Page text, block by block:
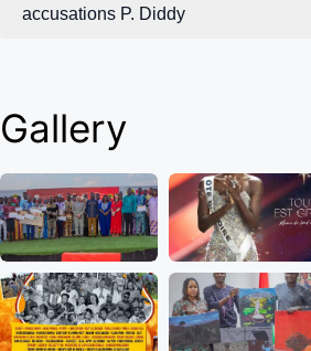
accusations P. Diddy
Gallery